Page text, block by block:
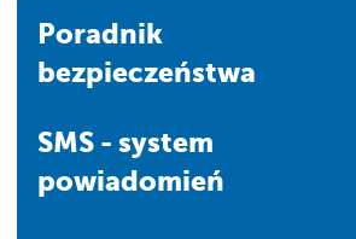
Poradnik
bezpieczeństwa
SMS - system
powiadomień